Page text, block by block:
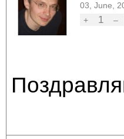
03, June,
+
1 –